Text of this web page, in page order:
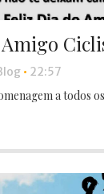
• 22:57
a todos